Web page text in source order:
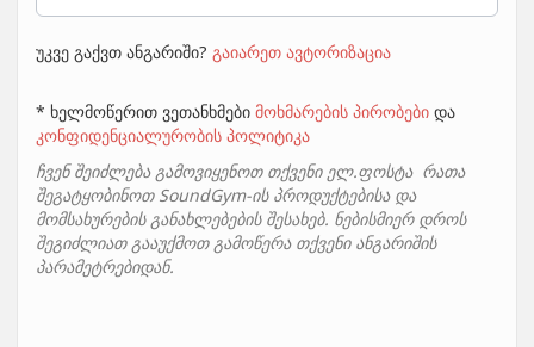
უკვე გაქვთ ანგარიში? გაიარეთ ავტორიზაცია
* ხელმოწერით ვეთანხმები მოხმარების პირობები და
კონფიდენციალურობის პოლიტიკა
ჩვენ შეიძლება გამოვიყენოთ თქვენი ელ.ფოსტა რათა
შეგატყობინოთ SoundGym-ის პროდუქტებისა და
მომსახურების განახლებების შესახებ. ნებისმიერ დროს
შეგიძლიათ გააუქმოთ გამოწერა თქვენი ანგარიშის
პარამეტრებიდან.